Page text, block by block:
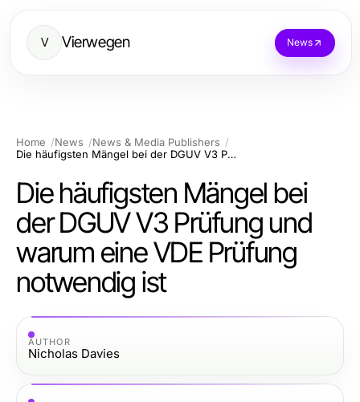
V Vierwegen News
Home News
News & Media Publishers
Die häufigsten Mängel bei der DGUV V3 Prüfung und warum eine VDE Prüfung notwendig ist
Die häufigsten Mängel bei
der DGUV V3 Prüfung und
warum eine VDE Prüfung
notwendig ist
AUTHOR
Nicholas Davies